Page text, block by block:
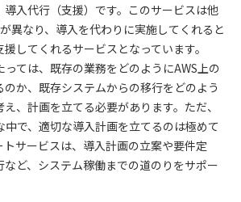
入代行（支援）です。このサービスは他
異なり、導入を代わりに実施してくれると
してくれるサービスとなっています。
っては、既存の業務をどのようにAWS上の
か、既存システムからの移行をどのよう
、計画を立てる必要があります。ただ、
中で、適切な導入計画を立てるのは極めて
サービスは、導入計画の立案や要件定
ど、システム稼働までの道のりをサポー